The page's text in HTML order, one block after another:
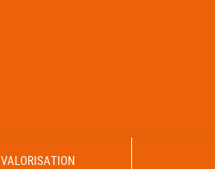
VALORISATION